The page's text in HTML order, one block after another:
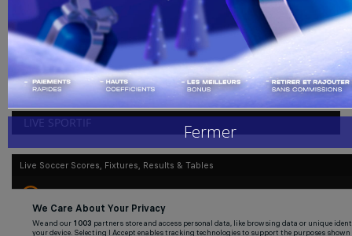
Handball
Buzz de Sport
Combat
Replay
Gallerie
admin Jan 17, 2022 0
Le père de Sangaré Badra Ali décède après le match des Éléphants
contre la Sierra...
LIVE SPORTIF Fermer